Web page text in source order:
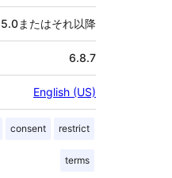
5.0またはそれ以降
6.8.7
English (US)
consent restrict
terms